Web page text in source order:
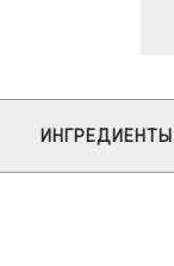
ИНГРЕДИЕНТЫ